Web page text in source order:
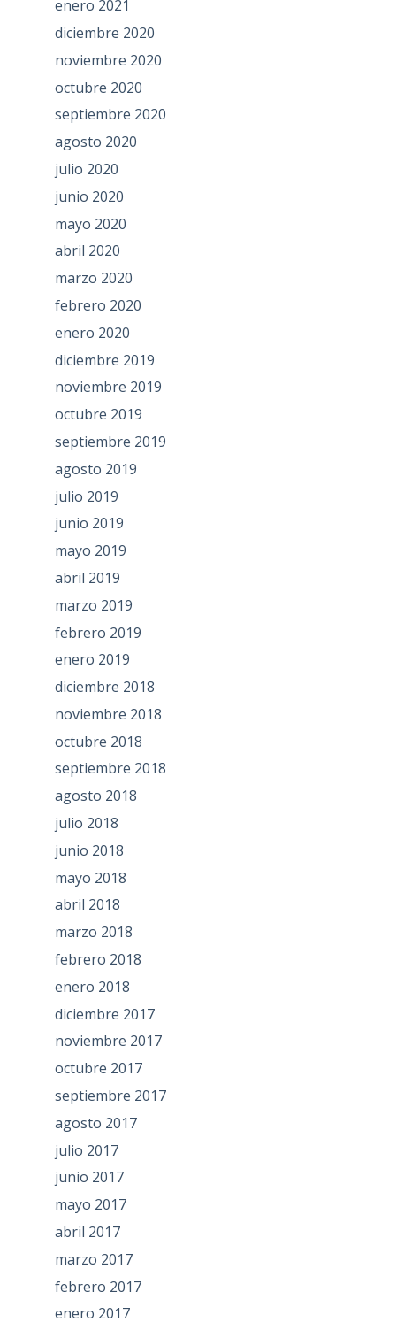
enero 2021
diciembre 2020
noviembre 2020
octubre 2020
septiembre 2020
agosto 2020
julio 2020
junio 2020
mayo 2020
abril 2020
marzo 2020
febrero 2020
enero 2020
diciembre 2019
noviembre 2019
octubre 2019
septiembre 2019
agosto 2019
julio 2019
junio 2019
mayo 2019
abril 2019
marzo 2019
febrero 2019
enero 2019
diciembre 2018
noviembre 2018
octubre 2018
septiembre 2018
agosto 2018
julio 2018
junio 2018
mayo 2018
abril 2018
marzo 2018
febrero 2018
enero 2018
diciembre 2017
noviembre 2017
octubre 2017
septiembre 2017
agosto 2017
julio 2017
junio 2017
mayo 2017
abril 2017
marzo 2017
febrero 2017
enero 2017